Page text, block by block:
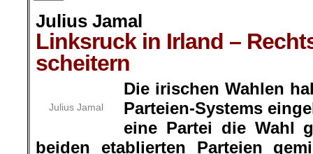
Julius Jamal
Linksruck in Irland –
scheitern
Julius Jamal
Die irischen Wahlen
Parteien-Systems
eine Partei die Wahl
beiden etablierten Parteien